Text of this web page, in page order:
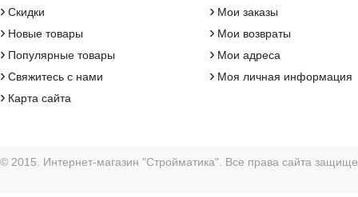
› Скидки
› Новые товары
› Популярные товары
› Свяжитесь с нами
› Карта сайта
› Мои заказы
› Мои возвраты
› Мои адреса
› Моя личная информация
© 2015. Интернет-магазин "Стройматика". Все права сайта